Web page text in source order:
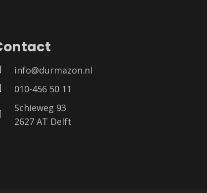
info@durmazon.nl
010-456 50 11
Schieweg 93
2627 AT Delft